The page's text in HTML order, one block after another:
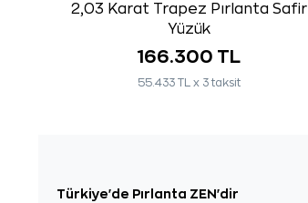
2,03 Karat Trapez Pırlanta Safir
Yüzük
166.300 TL
55.433 TL x 3 taksit
Türkiye'de Pırlanta ZEN'dir